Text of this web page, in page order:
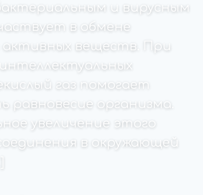
и вирусным
в обмене
активных веществ. При
газ помогает
равновесие организма.
увеличение этого
в окружающей